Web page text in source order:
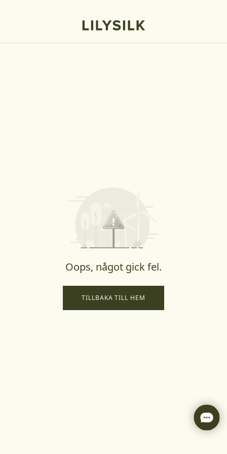
Oops, något gick fel.
TILLBAKA TILL HEM